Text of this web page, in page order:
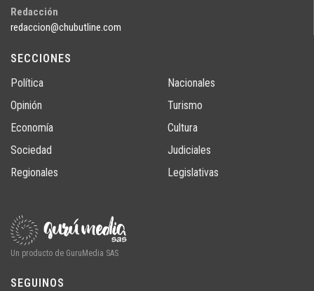
Redacción
redaccion@chubutline.com
SECCIONES
Política
Opinión
Economía
Sociedad
Regionales
Nacionales
Turismo
Cultura
Judiciales
Legislativas
Un producto de GuruMedia SAS
SEGUINOS